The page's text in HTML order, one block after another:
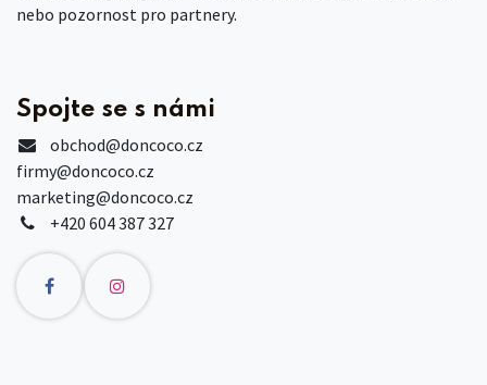
nebo pozornost pro partnery.
Spojte se s námi
obchod@doncoco.cz
firmy@doncoco.cz
marketing@doncoco.cz
+420 604 387 327